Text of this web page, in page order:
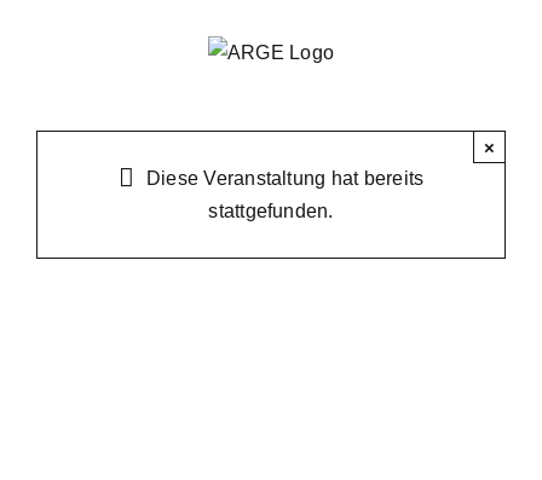
Diese Veranstaltung hat bereits
stattgefunden.
×